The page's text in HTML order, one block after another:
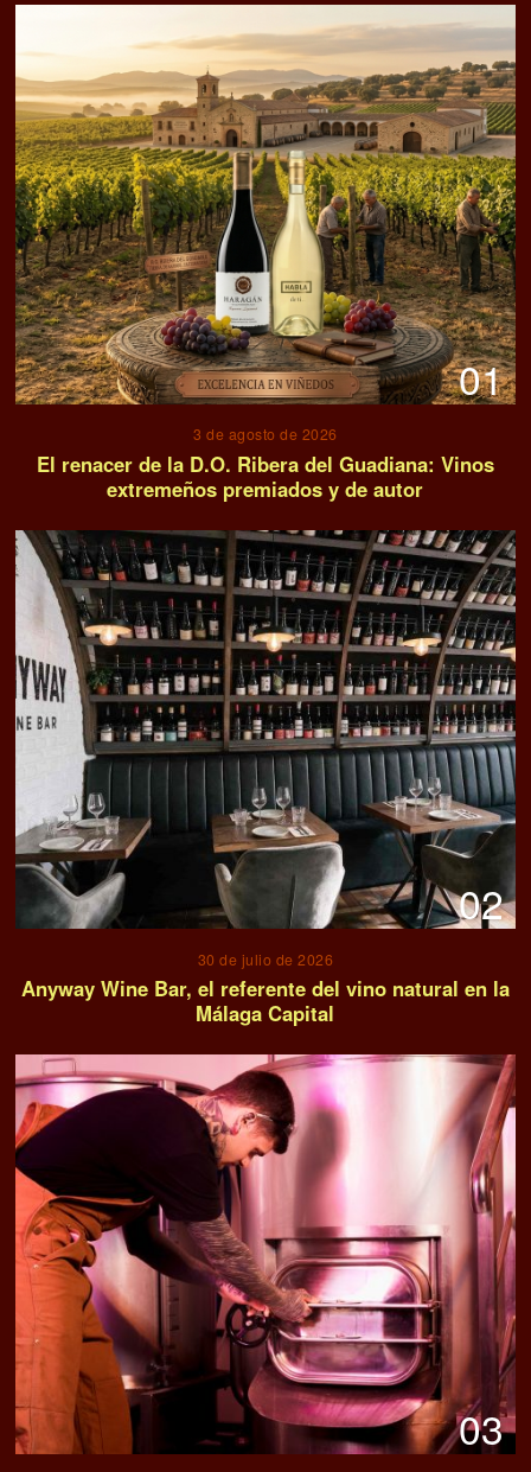
01
3 de agosto de 2026
El renacer de la D.O. Ribera del Guadiana: Vinos
extremeños premiados y de autor
02
30 de julio de 2026
Anyway Wine Bar, el referente del vino natural en la
Málaga Capital
03